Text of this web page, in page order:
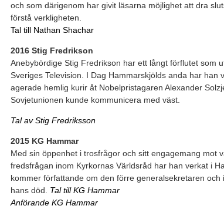
och som därigenom har givit läsarna möjlighet att dra
förstå verkligheten.
Tal till Nathan Shachar
2016 Stig Fredrikson
Anebybördige Stig Fredrikson har ett långt förflutet som
Sveriges Television. I Dag Hammarskjölds anda har han
agerade hemlig kurir åt Nobelpristagaren Alexander
Sovjetunionen kunde kommunicera med väst.
Tal av Stig Fredriksson
2015 KG Hammar
Med sin öppenhet i trosfrågor och sitt engagemang mot
fredsfrågan inom Kyrkornas Världsråd har han verkat i
kommer författande om den förre generalsekretaren och
hans död. Tal till KG Hammar
Anförande KG Hammar